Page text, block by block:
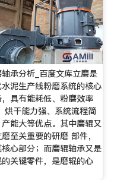
轴承分析_百度文库立磨是
水泥生产线粉磨系统的核心
，具有能耗低、粉磨效率
烘干能力强、系统流程简
产能大等优点。其中磨辊又
至关重要的研磨 部件，
核心部分；而磨辊轴承又是
的关键零件，是磨辊的心